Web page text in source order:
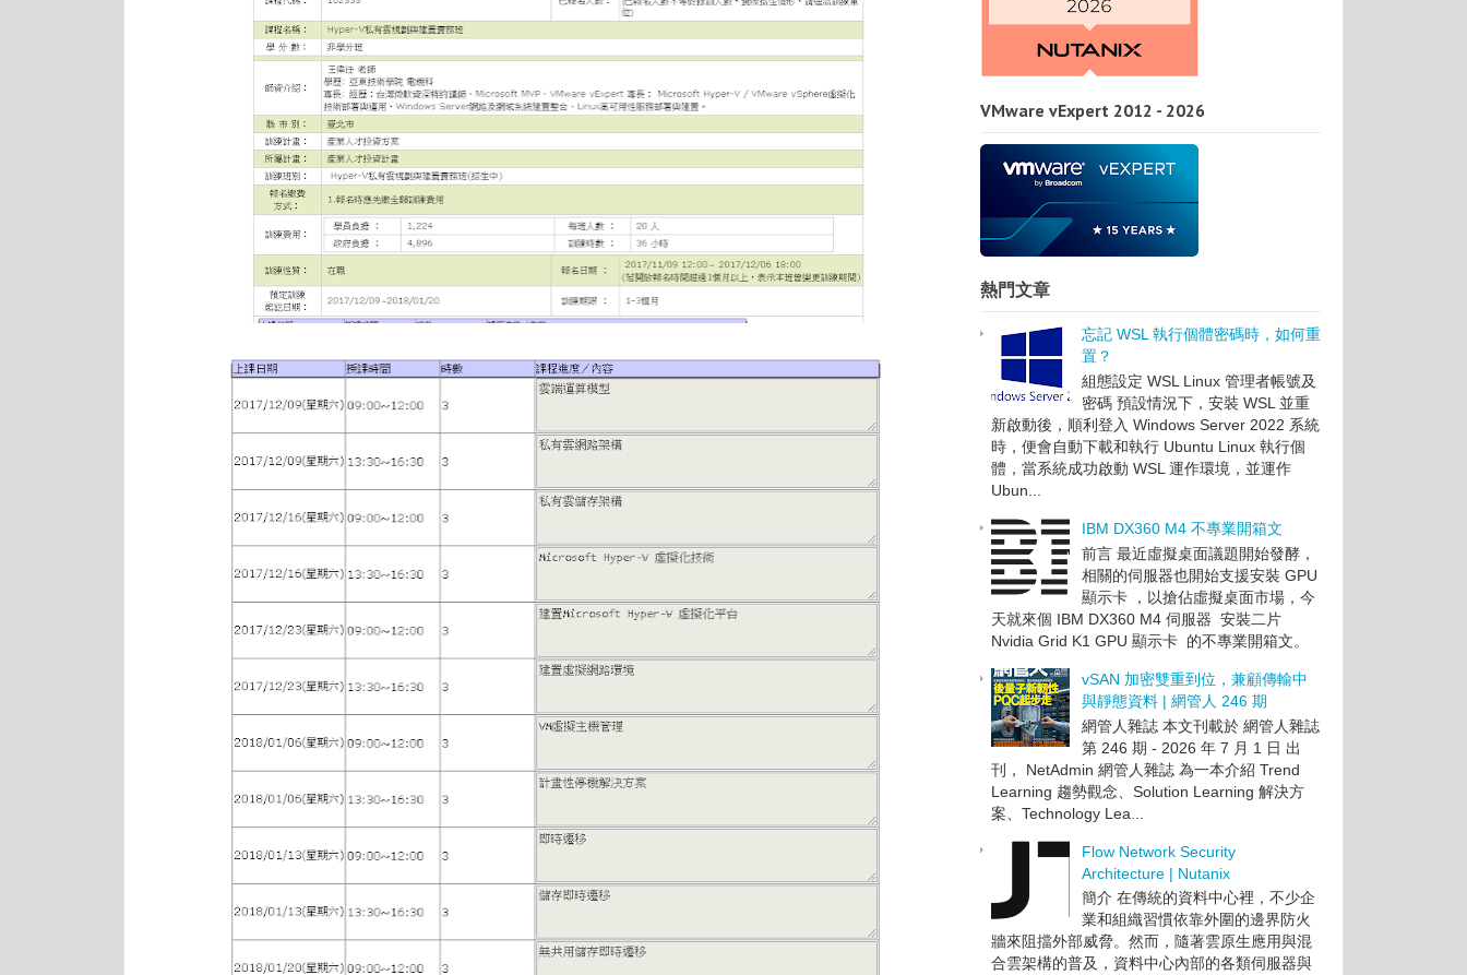
VMware vExpert 2012 - 2026
熱門文章
忘記 WSL 執行個體密碼時，如何重
置？
組態設定 WSL Linux 管理者帳號及
密碼 預設情況下，安裝 WSL 並重
新啟動後，順利登入 Windows Server 2022 系統
時，便會自動下載和執行 Ubuntu Linux 執行個
體，當系統成功啟動 WSL 運作環境，並運作
Ubun...
IBM DX360 M4 不專業開箱文
前言 最近虛擬桌面議題開始發酵，
相關的伺服器也開始支援安裝 GPU
顯示卡 ，以搶佔虛擬桌面市場，今
天就來個 IBM DX360 M4 伺服器 安裝二片
Nvidia Grid K1 GPU 顯示卡 的不專業開箱文。
vSAN 加密雙重到位，兼顧傳輸中
與靜態資料 | 網管人 246 期
網管人雜誌 本文刊載於 網管人雜誌
第 246 期 - 2026 年 7 月 1 日 出
刊， NetAdmin 網管人雜誌 為一本介紹 Trend
Learning 趨勢觀念、Solution Learning 解決方
案、Technology Lea...
Flow Network Security
Architecture | Nutanix
簡介 在傳統的資料中心裡，不少企
業和組織習慣依靠外圍的邊界防火
牆來阻擋外部威脅。然而，隨著雲原生應用與混
合雲架構的普及，資料中心內部的各類伺服器與